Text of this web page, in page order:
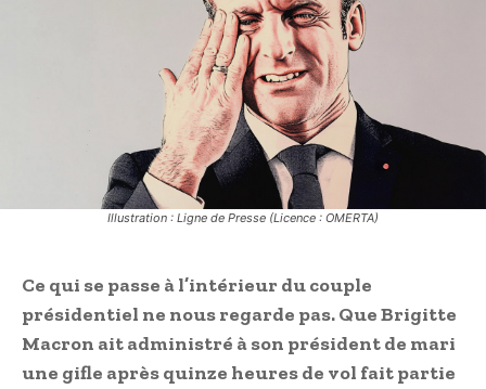
Illustration : Ligne de Presse (Licence : OMERTA)
Ce qui se passe à l’intérieur du couple
présidentiel ne nous regarde pas. Que Brigitte
Macron ait administré à son président de mari
une gifle après quinze heures de vol fait partie